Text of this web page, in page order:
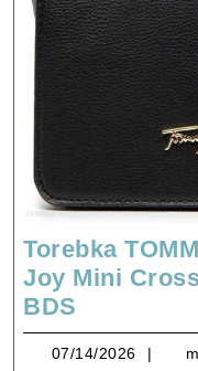
Torebka
Joy Mini
BDS
TOMMY
HILFIGER
07/14/2026 07/